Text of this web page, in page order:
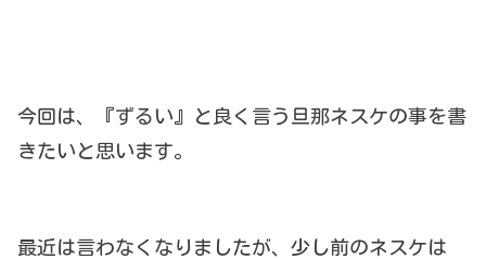
今回は、『ずるい』と良く言う旦那ネスケの事を書
きたいと思います。
最近は言わなくなりましたが、少し前のネスケは